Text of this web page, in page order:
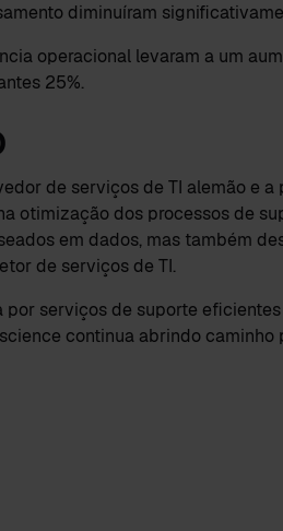
diminuíram
operacional levaram a um
25%.
de serviços de TI alemão e
otimização dos processos de
em dados, mas também
de serviços de TI.
serviços de suporte
continua abrindo